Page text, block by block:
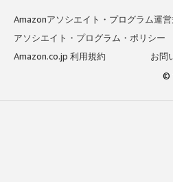
Amazonアソシエイト・プログラム運営
アソシエイト・プログラム・ポリシー
Amazon.co.jp 利用規約
お問
©